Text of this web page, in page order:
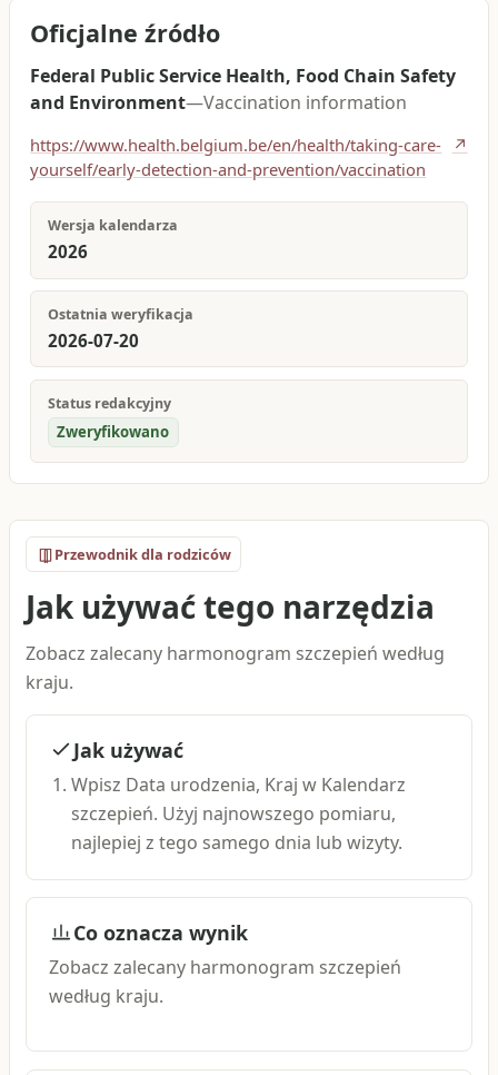
Oficjalne źródło
Federal Public Service Health, Food Chain Safety
and Environment—Vaccination information
https://www.health.belgium.be/en/health/taking-care-
yourself/early-detection-and-prevention/vaccination
↗
Wersja kalendarza
2026
Ostatnia weryfikacja
2026-07-20
Status redakcyjny
Zweryfikowano
Przewodnik dla rodziców
Jak używać tego narzędzia
Zobacz zalecany harmonogram szczepień według
kraju.
Jak używać
Wpisz Data urodzenia, Kraj w Kalendarz
szczepień. Użyj najnowszego pomiaru,
najlepiej z tego samego dnia lub wizyty.
Co oznacza wynik
Zobacz zalecany harmonogram szczepień
według kraju.